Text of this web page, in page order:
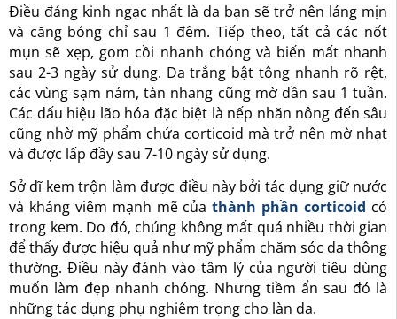
Điều đáng kinh ngạc nhất là da bạn sẽ trở nên láng mịn
và căng bóng chỉ sau 1 đêm. Tiếp theo, tất cả các nốt
mụn sẽ xẹp, gom cồi nhanh chóng và biến mất nhanh
sau 2-3 ngày sử dụng. Da trắng bật tông nhanh rõ rệt,
các vùng sạm nám, tàn nhang cũng mờ dần sau 1 tuần.
Các dấu hiệu lão hóa đặc biệt là nếp nhăn nông đến sâu
cũng nhờ mỹ phẩm chứa corticoid mà trở nên mờ nhạt
và được lấp đầy sau 7-10 ngày sử dụng.
Sở dĩ kem trộn làm được điều này bởi tác dụng giữ nước
và kháng viêm mạnh mẽ củathành phần corticoid có
trong kem. Do đó, chúng không mất quá nhiều thời gian
để thấy được hiệu quả như mỹ phẩm chăm sóc da thông
thường. Điều này đánh vào tâm lý của người tiêu dùng
muốn làm đẹp nhanh chóng. Nhưng tiềm ẩn sau đó là
những tác dụng phụ nghiêm trọng cho làn da.